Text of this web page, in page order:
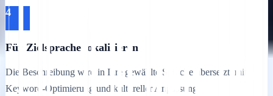
4
Für Zielsprache lokalisieren
Die Beschreibung wird in Ihre gewählte Sprache übersetzt, mit
Keyword-Optimierung und kultureller Anpassung.